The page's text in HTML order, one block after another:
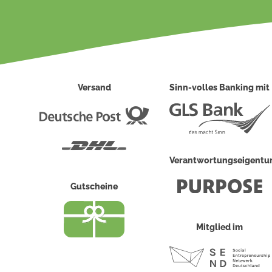
Versand
Deutsche
Gutscheine
Sinn-volles Banking mit
Mitglied im